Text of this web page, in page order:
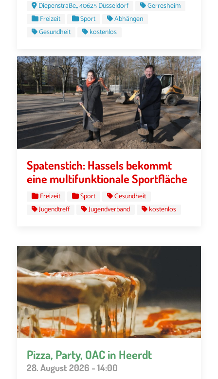
Diepenstraße,, 40625 Düsseldorf
Gerresheim
Freizeit
Sport
Abhängen
Gesundheit
kostenlos
Spatenstich: Hassels bekommt
eine multifunktionale Sportfläche
Freizeit Sport
Gesundheit
Jugendtreff
Jugendverband kostenlos
Pizza, Party, OAC in Heerdt
28. August 2026 - 14:00